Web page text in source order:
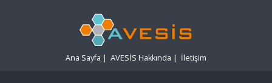
Ana Sayfa | AVESİS Hakkında | İletişim